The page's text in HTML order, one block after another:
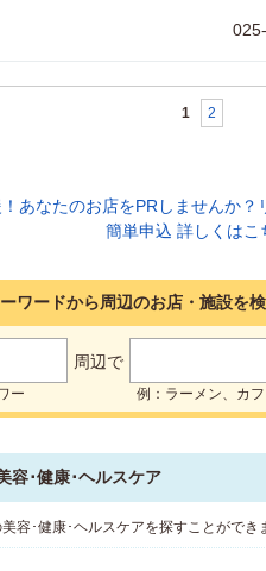
1 2
ワードから周辺のお店・施設を
周辺で
ー 例：ラーメン、カ
容･健康･ヘルスケア
容･健康･ヘルスケアを探すことができ